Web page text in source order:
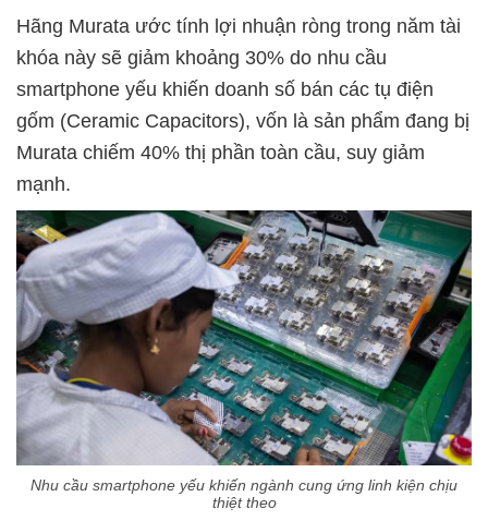
Hãng Murata ước tính lợi nhuận ròng trong năm tài
khóa này sẽ giảm khoảng 30% do nhu cầu
smartphone yếu khiến doanh số bán các tụ điện
gốm (Ceramic Capacitors), vốn là sản phẩm đang bị
Murata chiếm 40% thị phần toàn cầu, suy giảm
mạnh.
Nhu cầu smartphone yếu khiến ngành cung ứng linh kiện chịu
thiệt theo